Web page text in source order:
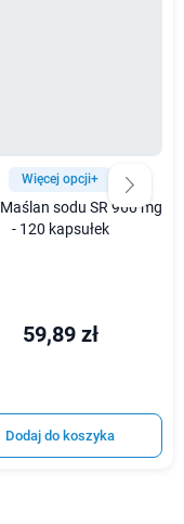
Więcej opcji+
sodu SR 960 mg
- 120 kapsułek
59,89 zł
Dodaj do koszyka